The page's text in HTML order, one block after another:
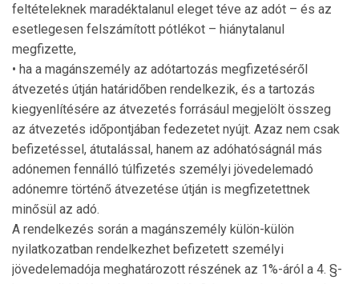
feltételeknek maradéktalanul eleget téve az adót – és az
esetlegesen felszámított pótlékot – hiánytalanul
megfizette,
• ha a magánszemély az adótartozás megfizetéséről
átvezetés útján határidőben rendelkezik, és a tartozás
kiegyenlítésére az átvezetés forrásául megjelölt összeg
az átvezetés időpontjában fedezetet nyújt. Azaz nem csak
befizetéssel, átutalással, hanem az adóhatóságnál más
adónemen fennálló túlfizetés személyi jövedelemadó
adónemre történő átvezetése útján is megfizetettnek
minősül az adó.
A rendelkezés során a magánszemély külön-külön
nyilatkozatban rendelkezhet befizetett személyi
jövedelemadója meghatározott részének az 1%-áról a 4. §-